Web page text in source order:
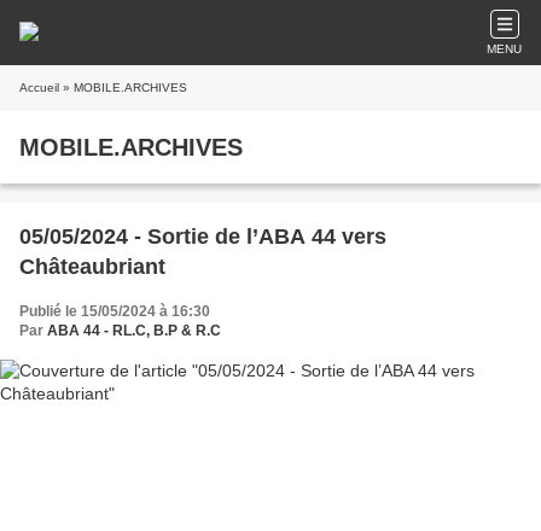
MENU
Accueil » MOBILE.ARCHIVES
MOBILE.ARCHIVES
05/05/2024 - Sortie de l’ABA 44 vers
Châteaubriant
Publié le 15/05/2024 à 16:30
Par ABA 44 - RL.C, B.P & R.C